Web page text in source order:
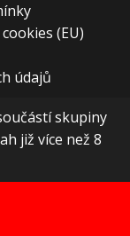
(EU)
údajů
skupiny
již více než 8